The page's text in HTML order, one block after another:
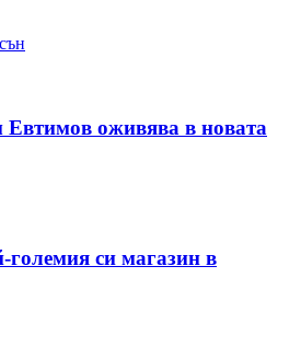
Евтимов оживява в новата
си магазин в